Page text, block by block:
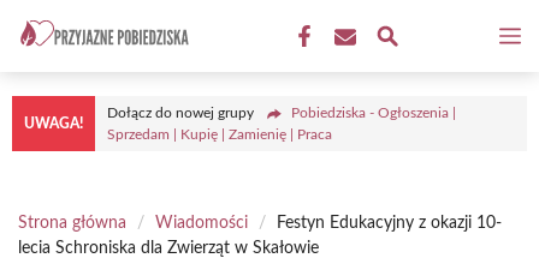
treści
UWAGA!
Dołącz do nowej grupy
Pobiedziska - Ogłoszenia |
Sprzedam | Kupię | Zamienię | Praca
Strona główna / Wiadomości /
Festyn Edukacyjny z okazji 10-
lecia Schroniska dla Zwierząt w Skałowie